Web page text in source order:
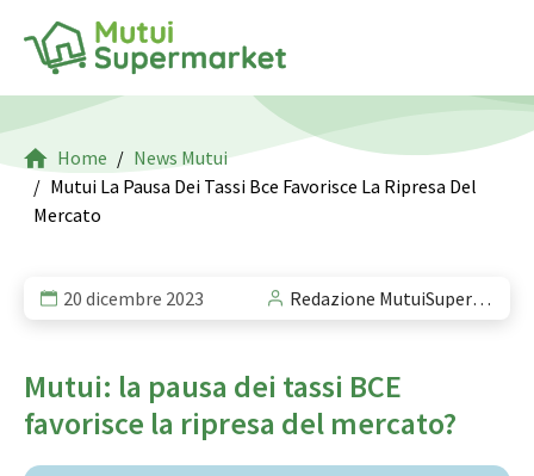
Home
News Mutui
Mutui La Pausa Dei Tassi Bce Favorisce La Ripresa Del
Mercato
20 dicembre 2023 Redazione MutuiSupermarket
Mutui: la pausa dei tassi BCE
favorisce la ripresa del mercato?